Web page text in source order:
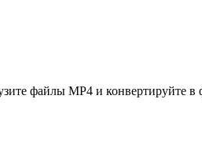
файлы MP4 и конвертируйте